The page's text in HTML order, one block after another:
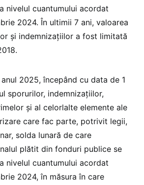
nivelul cuantumului acordat
2024. În ultimii 7 ani, valoarea
și indemnizațiilor a fost limitată
anul 2025, începând cu data de 1
sporurilor, indemnizațiilor,
și al celorlalte elemente ale
care fac parte, potrivit legii,
solda lunară de care
plătit din fonduri publice se
nivelul cuantumului acordat
2024, în măsura în care